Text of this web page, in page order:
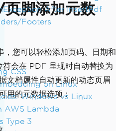
After InsertPdf
Footers
CSS
on Linux
Windows vs Linux
AWS Lambda
Type 3
脚添加元数
，您可以轻松添加页码、日期和
会在 PDF 呈现时自动替换为
文档属性自动更新的动态页眉
用的元数据选项：